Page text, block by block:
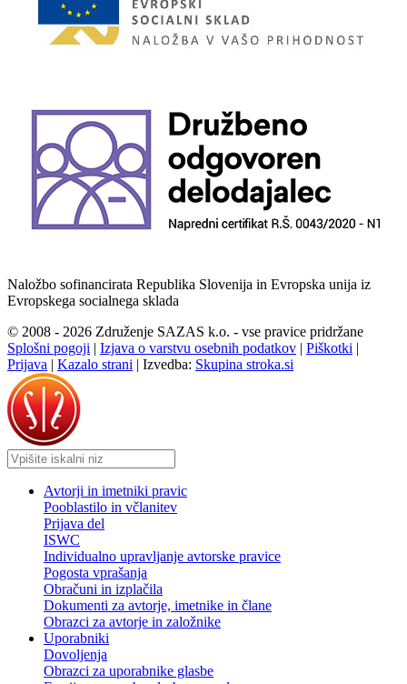
Naložbo sofinancirata Republika Slovenija in Evropska unija iz
Evropskega socialnega sklada
© 2008 - 2026 Združenje SAZAS k.o. - vse pravice pridržane
Splošni pogoji | Izjava o varstvu osebnih podatkov | Piškotki |
Prijava | Kazalo strani | Izvedba: Skupina stroka.si
Avtorji in imetniki pravic
Pooblastilo in včlanitev
Prijava del
ISWC
Individualno upravljanje avtorske pravice
Pogosta vprašanja
Obračuni in izplačila
Dokumenti za avtorje, imetnike in člane
Obrazci za avtorje in založnike
Uporabniki
Dovoljenja
Obrazci za uporabnike glasbe